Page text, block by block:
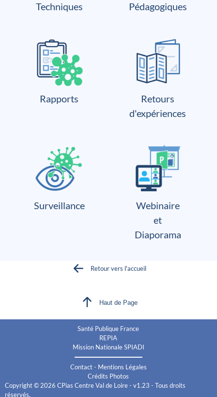
Techniques
Pédagogiques
Rapports
Retours
d'expériences
Surveillance
Webinaire
et
Diaporama
Retour vers l'accueil
Haut de Page
Santé Publique France
REPIA
Mission Nationale SPIADI
Contact- Mentions Légales
Crédits Photos
Copyright © 2026 CPias Centre Val de Loire - v1.23 - Tous droits
réservés.